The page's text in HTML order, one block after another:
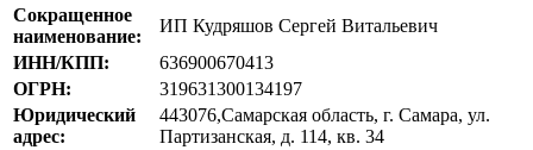
Сокращенное
наименование:
ИП Кудряшов Сергей Витальевич
ИНН/КПП:
636900670413
ОГРН:
319631300134197
Юридический
адрес:
443076,Самарская область, г. Самара, ул.
Партизанская, д. 114, кв. 34